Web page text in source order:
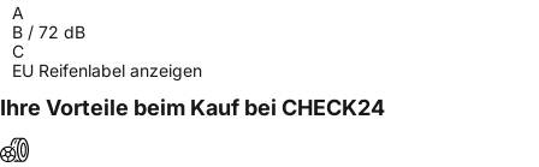
A
B / 72 dB
C
EU Reifenlabel anzeigen
Ihre Vorteile beim Kauf bei CHECK24